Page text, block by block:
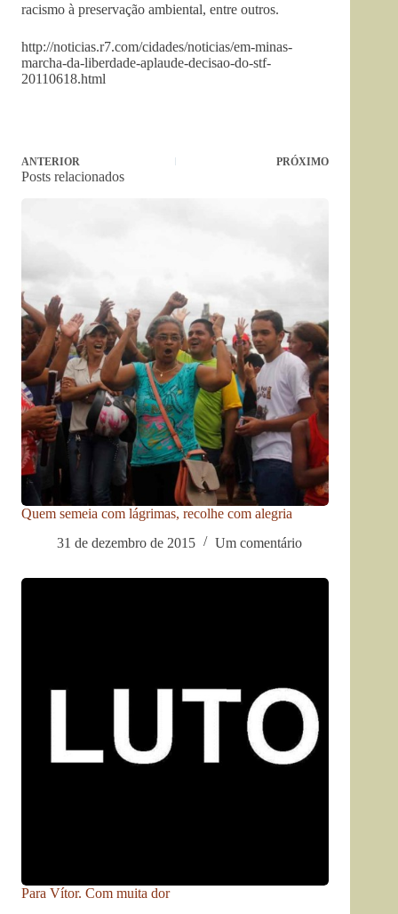
racismo à preservação ambiental, entre outros.
http://noticias.r7.com/cidades/noticias/em-minas-
marcha-da-liberdade-aplaude-decisao-do-stf-
20110618.html
ANTERIOR PRÓXIMO
Posts relacionados
Quem semeia com lágrimas, recolhe com alegria
31 de dezembro de 2015
Um comentário
Para Vítor. Com muita dor